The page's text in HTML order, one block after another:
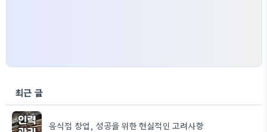
최근 글
음식점 창업, 성공을 위한 현실적인 고려사항